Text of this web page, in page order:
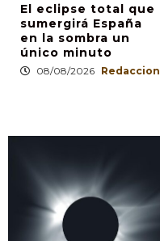
El eclipse total que
sumergirá España
en la sombra un
único minuto
08/08/2026 Redaccion